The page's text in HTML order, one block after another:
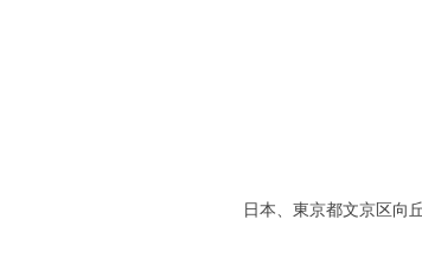
日本、東京都文京区向